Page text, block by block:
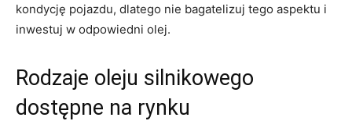
kondycję pojazdu, dlatego nie bagatelizuj tego aspektu i
inwestuj w odpowiedni olej.
Rodzaje oleju silnikowego
dostępne na‍ rynku